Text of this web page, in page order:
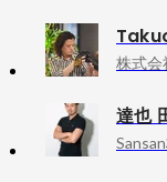
達也